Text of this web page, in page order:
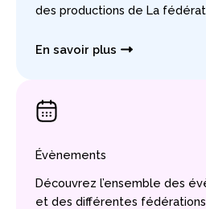
des productions de La
En savoir plus
Évènements
Découvrez l’ensemble des
et des différentes